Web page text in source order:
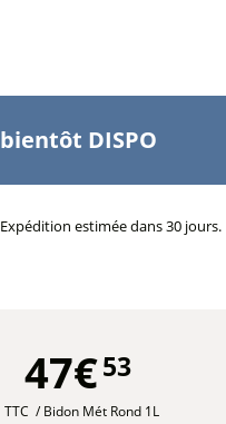
bientôt DISPO
Expédition estimée dans 30 jours.
47€53
TTC / Bidon Mét Rond 1L